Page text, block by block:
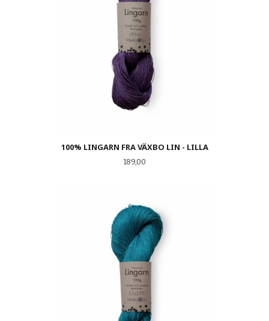
100% LINGARN FRA VÄXBO LIN - LILLA
Pris
189,00